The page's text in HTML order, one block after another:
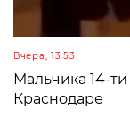
Вчера, 13:53
Мальчика 14-
Краснодаре